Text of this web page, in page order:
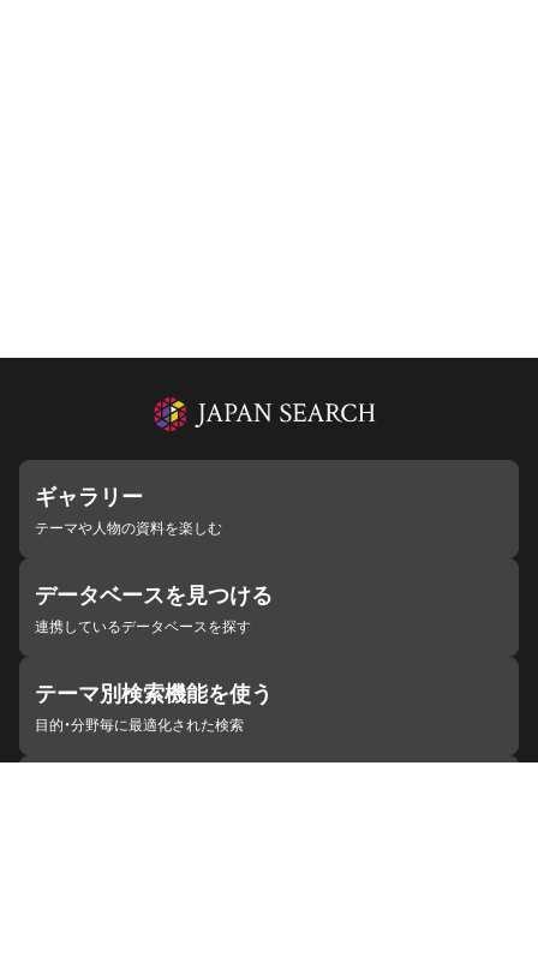
ギャラリー
テーマや人物の資料を楽しむ
データベースを見つける
連携しているデータベースを探す
テーマ別検索機能を使う
目的・分野毎に最適化された検索